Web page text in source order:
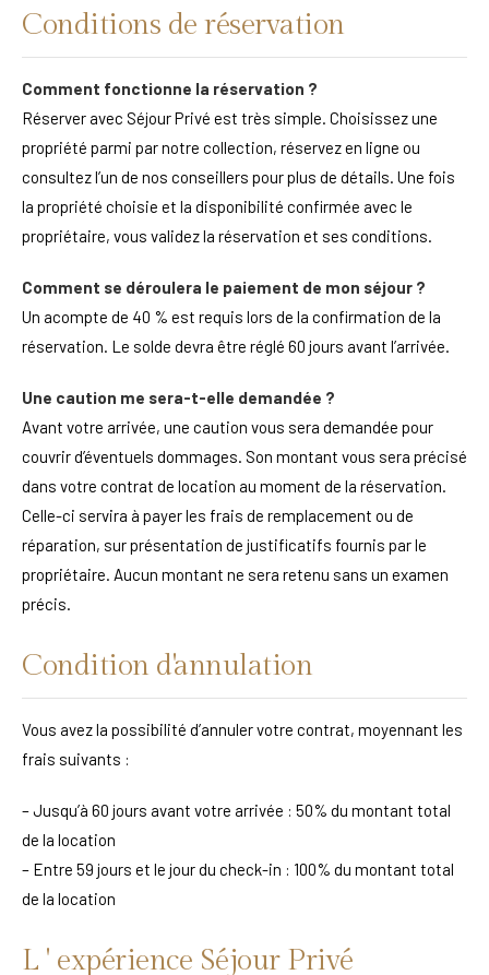
Conditions de réservation
Comment fonctionne la réservation ?
Réserver avec Séjour Privé est très simple. Choisissez une
propriété parmi par notre collection, réservez en ligne ou
consultez l’un de nos conseillers pour plus de détails. Une fois
la propriété choisie et la disponibilité confirmée avec le
propriétaire, vous validez la réservation et ses conditions.
Comment se déroulera le paiement de mon séjour ?
Un acompte de 40 % est requis lors de la confirmation de la
réservation. Le solde devra être réglé 60 jours avant l’arrivée.
Une caution me sera-t-elle demandée ?
Avant votre arrivée, une caution vous sera demandée pour
couvrir d’éventuels dommages. Son montant vous sera précisé
dans votre contrat de location au moment de la réservation.
Celle-ci servira à payer les frais de remplacement ou de
réparation, sur présentation de justificatifs fournis par le
propriétaire. Aucun montant ne sera retenu sans un examen
précis.
Condition d'annulation
Vous avez la possibilité d’annuler votre contrat, moyennant les
frais suivants :
– Jusqu’à 60 jours avant votre arrivée : 50% du montant total
de la location
– Entre 59 jours et le jour du check-in : 100% du montant total
de la location
L ' expérience Séjour Privé